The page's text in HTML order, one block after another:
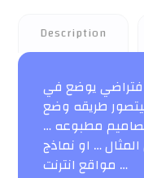
Description
يوضع في
طريقه وضع
مطبوعه …
… او نماذج
مواقع انترنت …